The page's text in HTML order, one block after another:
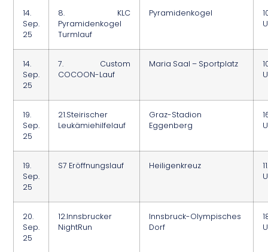
14.
Sep.
25
8. KLC
Pyramidenkogel
Turmlauf
Pyramidenkogel
14.
Sep.
25
7. Custom
COCOON-Lauf
Maria Saal – Sportplatz
19.
Sep.
25
21.Steirischer
Leukämiehilfelauf
Graz-Stadion
Eggenberg
19.
Sep.
25
S7 Eröffnungslauf Heiligenkreuz
20.
Sep.
25
12.Innsbrucker
NightRun
Innsbruck-Olympisches
Dorf